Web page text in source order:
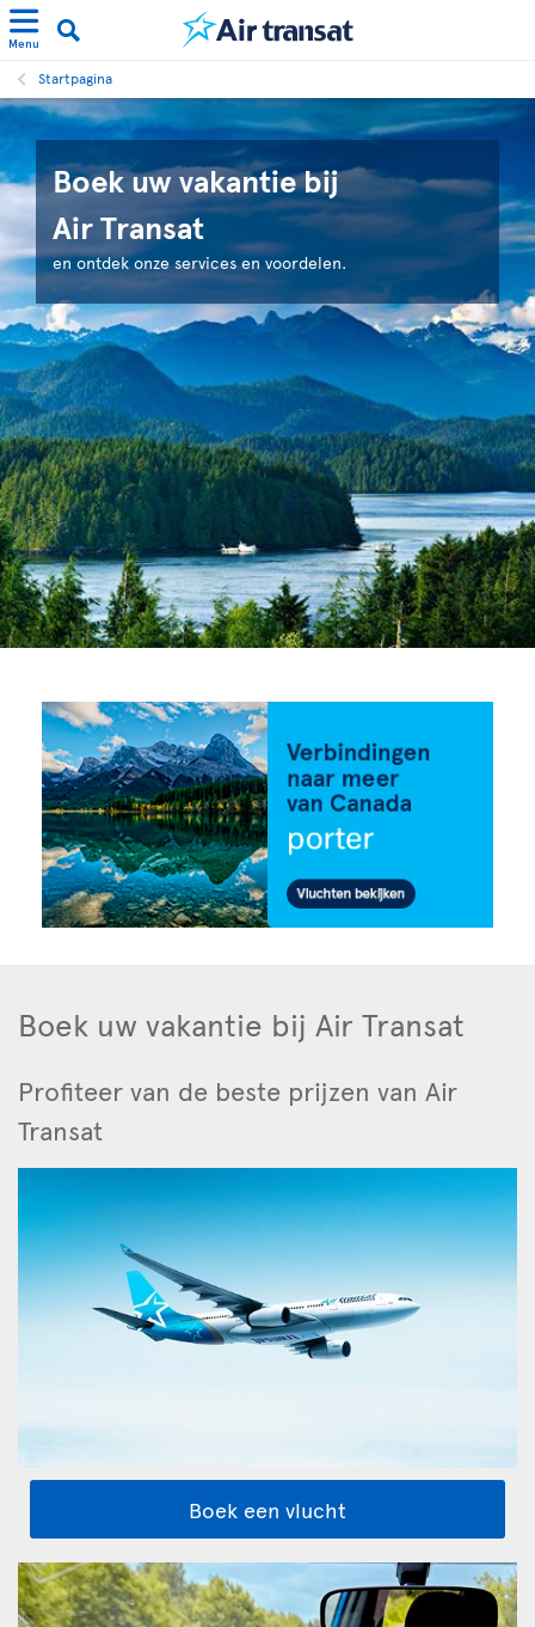
Menu
Startpagina
Boek uw vakantie bij
Air Transat
en ontdek onze services en voordelen.
Boek uw vakantie bij Air Transat
Profiteer van de beste prijzen van Air
Transat
Boek een vlucht